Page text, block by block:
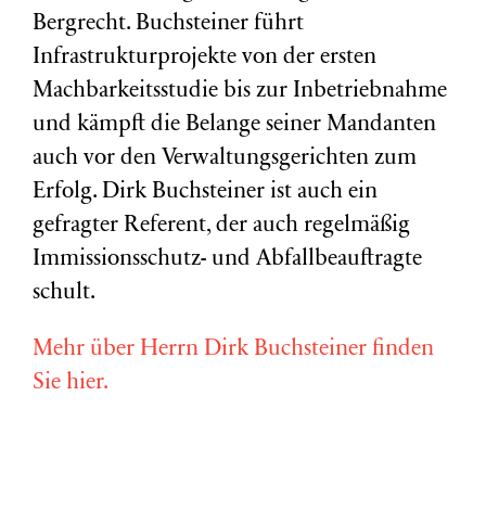
Bergrecht. Buchsteiner führt
Infrastrukturprojekte von der ersten
Machbarkeitsstudie bis zur Inbetriebnahme
und kämpft die Belange seiner Mandanten
auch vor den Verwaltungsgerichten zum
Erfolg. Dirk Buchsteiner ist auch ein
gefragter Referent, der auch regelmäßig
Immissionsschutz- und Abfallbeauftragte
schult.
Mehr über Herrn Dirk Buchsteiner finden
Sie hier.